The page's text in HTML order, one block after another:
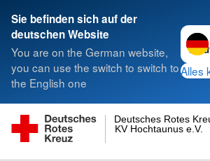
Sie befinden sich auf der
deutschen Website
You are on the German website,
you can use the switch to switch to
the English one
Alles
KV Hochtaunus e.V.
Deutsches Rotes